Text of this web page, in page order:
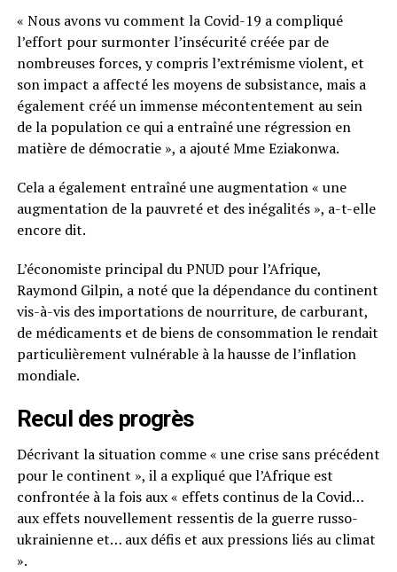
« Nous avons vu comment la Covid-19 a compliqué
l’effort pour surmonter l’insécurité créée par de
nombreuses forces, y compris l’extrémisme violent, et
son impact a affecté les moyens de subsistance, mais a
également créé un immense mécontentement au sein
de la population ce qui a entraîné une régression en
matière de démocratie », a ajouté Mme Eziakonwa.
Cela a également entraîné une augmentation « une
augmentation de la pauvreté et des inégalités », a-t-elle
encore dit.
L’économiste principal du PNUD pour l’Afrique,
Raymond Gilpin, a noté que la dépendance du continent
vis-à-vis des importations de nourriture, de carburant,
de médicaments et de biens de consommation le rendait
particulièrement vulnérable à la hausse de l’inflation
mondiale.
Recul des progrès
Décrivant la situation comme « une crise sans précédent
pour le continent », il a expliqué que l’Afrique est
confrontée à la fois aux « effets continus de la Covid…
aux effets nouvellement ressentis de la guerre russo-
ukrainienne et… aux défis et aux pressions liés au climat
».